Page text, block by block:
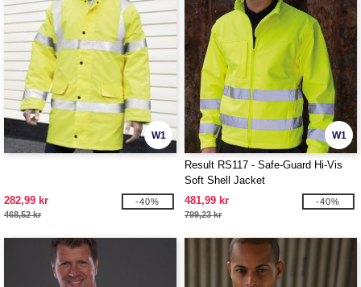
W1
282,99 kr
468,52 kr
-40%
W1
Result RS117 - Safe-Guard Hi-Vis
Soft Shell Jacket
481,99 kr
799,23 kr
-40%